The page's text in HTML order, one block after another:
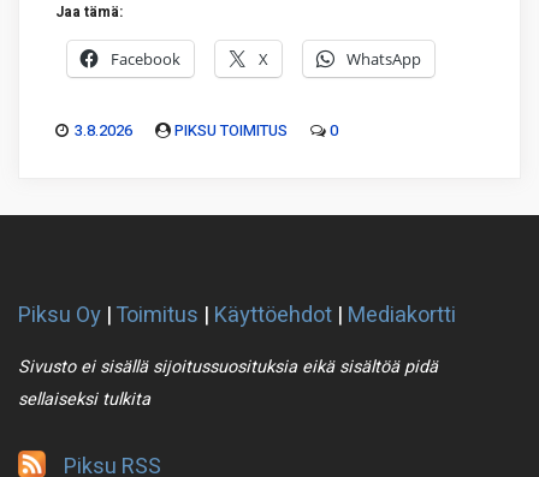
Jaa tämä:
Facebook X WhatsApp
3.8.2026 PIKSU TOIMITUS 0
Piksu Oy |Toimitus | Käyttöehdot | Mediakortti
Sivusto ei sisällä sijoitussuosituksia eikä sisältöä pidä
sellaiseksi tulkita
Piksu RSS